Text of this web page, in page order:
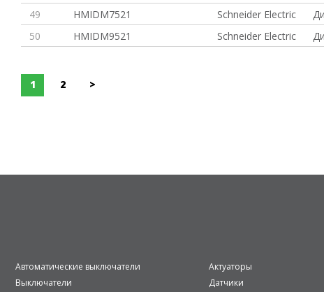
49 HMIDM7521 Schneider Electric
50 HMIDM9521 Schneider Electric
1 2 >
Автоматические выключатели Актуаторы
Выключатели Датчики